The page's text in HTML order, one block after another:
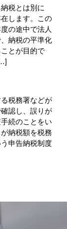
税とは別に
在します。この
の途中で法人
納税の平準化
とが目的で
税務署などが
認し、誤りが
続のことをい
納税額を税務
申告納税制度